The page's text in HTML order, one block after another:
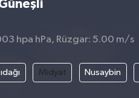
hpa hPa, Rüzgar: 5.00 m/s
Midyat Nusaybin